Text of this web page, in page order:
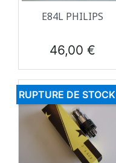
E84L PHILIPS
Prix
46,00 €
RUPTURE DE STOCK